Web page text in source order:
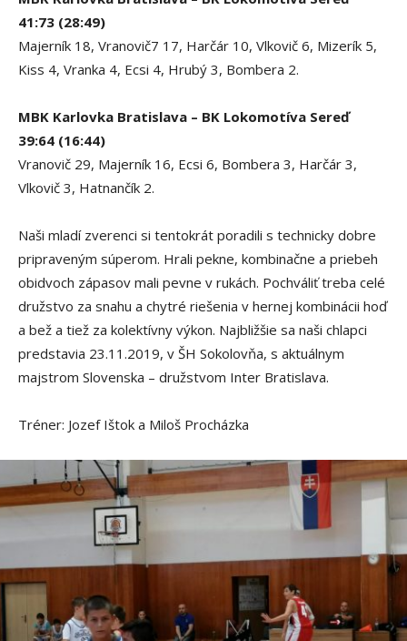
41:73 (28:49)
Majerník 18, Vranovič7 17, Harčár 10, Vlkovič 6, Mizerík 5,
Kiss 4, Vranka 4, Ecsi 4, Hrubý 3, Bombera 2.
MBK Karlovka Bratislava – BK Lokomotíva Sereď
39:64 (16:44)
Vranovič 29, Majerník 16, Ecsi 6, Bombera 3, Harčár 3,
Vlkovič 3, Hatnančík 2.
Naši mladí zverenci si tentokrát poradili s technicky dobre
pripraveným súperom. Hrali pekne, kombinačne a priebeh
obidvoch zápasov mali pevne v rukách. Pochváliť treba celé
družstvo za snahu a chytré riešenia v hernej kombinácii hoď
a bež a tiež za kolektívny výkon. Najbližšie sa naši chlapci
predstavia 23.11.2019, v ŠH Sokolovňa, s aktuálnym
majstrom Slovenska – družstvom Inter Bratislava.
Tréner: Jozef Ištok a Miloš Procházka